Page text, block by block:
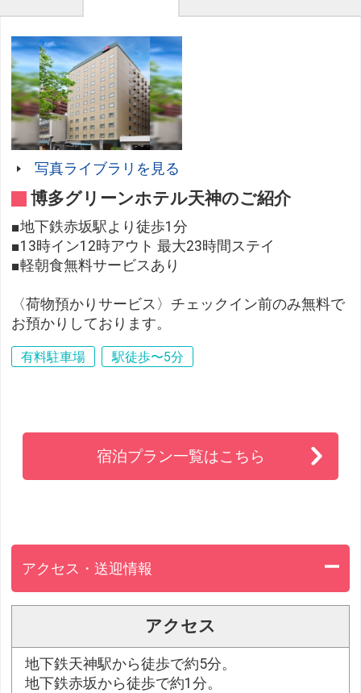
写真ライブラリを見る
博多グリーンホテル天神のご紹介
■地下鉄赤坂駅より徒歩1分
■13時イン12時アウト 最大23時間ステイ
■軽朝食無料サービスあり
〈荷物預かりサービス〉チェックイン前のみ無料で
お預かりしております。
有料駐車場 駅徒歩〜5分
宿泊プラン一覧はこちら
アクセス・送迎情報
アクセス
地下鉄天神駅から徒歩で約5分。
地下鉄赤坂から徒歩で約1分。